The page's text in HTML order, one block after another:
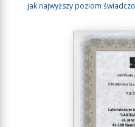
jak najwyższy poziom